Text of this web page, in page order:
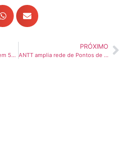
A Telemetria pode reduzir em 50% as paradas de veículos por falhas e 40% dos custos totais de manutenção
PRÓXIMO
ANTT amplia rede de Pontos de Parada e Descanso nas rodovias federais concedidas